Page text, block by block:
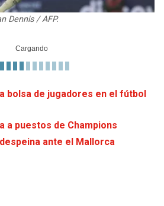
Dennis / AFP.
bolsa de jugadores en el fútbol
a puestos de Champions
ante el Mallorca